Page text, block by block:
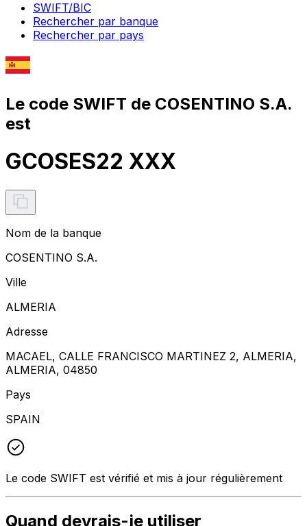
SWIFT/BIC
Rechercher par banque
Rechercher par pays
Le code SWIFT de COSENTINO S.A.
est
GCOSES22 XXX
Nom de la banque
COSENTINO S.A.
Ville
ALMERIA
Adresse
MACAEL, CALLE FRANCISCO MARTINEZ 2, ALMERIA,
ALMERIA, 04850
Pays
SPAIN
Le code SWIFT est vérifié et mis à jour régulièrement
Quand devrais-je utiliser